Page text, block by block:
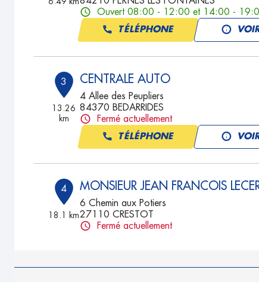
Ouvert 08:00 - 12:00 et 14:00 -
TÉLÉPHONE
3
13.26
km
CENTRALE AUTO
4 Allee des Peupliers
84370 BEDARRIDES
Fermé actuellement
TÉLÉPHONE
4
18.1 km
MONSIEUR JEAN FRANCOIS
6 Chemin aux Potiers
27110 CRESTOT
Fermé actuellement